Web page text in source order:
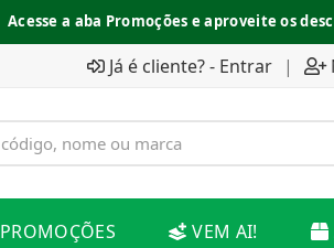
Acesse a aba Promoções e aproveite os
Já é cliente? - Entrar |
PROMOÇÕES VEM AI!